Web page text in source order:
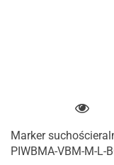
Marker
PIWBMA-VBM-M-L-